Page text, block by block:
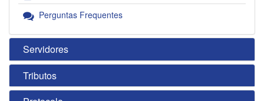
Perguntas Frequentes
Servidores
Tributos